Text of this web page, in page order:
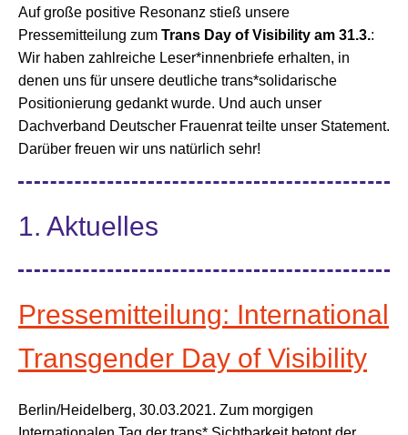
Auf große positive Resonanz stieß unsere
Pressemitteilung zum Trans Day of Visibility am 31.3.:
Wir haben zahlreiche Leser*innenbriefe erhalten, in
denen uns für unsere deutliche trans*solidarische
Positionierung gedankt wurde. Und auch unser
Dachverband Deutscher Frauenrat teilte unser Statement.
Darüber freuen wir uns natürlich sehr!
1. Aktuelles
Pressemitteilung: International
Transgender Day of Visibility
Berlin/Heidelberg, 30.03.2021. Zum morgigen